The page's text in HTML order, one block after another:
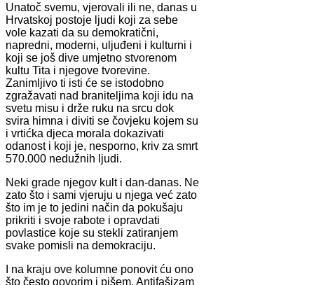
Unatoč svemu, vjerovali ili ne, danas u
Hrvatskoj postoje ljudi koji za sebe
vole kazati da su demokratični,
napredni, moderni, uljuđeni i kulturni i
koji se još dive umjetno stvorenom
kultu Tita i njegove tvorevine.
Zanimljivo ti isti će se istodobno
zgražavati nad braniteljima koji idu na
svetu misu i drže ruku na srcu dok
svira himna i diviti se čovjeku kojem su
i vrtićka djeca morala dokazivati
odanost i koji je, nesporno, kriv za smrt
570.000 nedužnih ljudi.
Neki grade njegov kult i dan-danas. Ne
zato što i sami vjeruju u njega već zato
što im je to jedini način da pokušaju
prikriti i svoje rabote i opravdati
povlastice koje su stekli zatiranjem
svake pomisli na demokraciju.
I na kraju ove kolumne ponovit ću ono
što često govorim i pišem. Antifašizam